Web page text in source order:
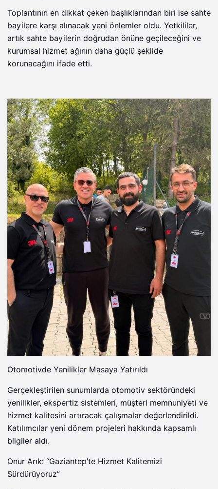
Toplantının en dikkat çeken başlıklarından biri ise sahte
bayilere karşı alınacak yeni önlemler oldu. Yetkililer,
artık sahte bayilerin doğrudan önüne geçileceğini ve
kurumsal hizmet ağının daha güçlü şekilde
korunacağını ifade etti.
Otomotivde Yenilikler Masaya Yatırıldı
Gerçekleştirilen sunumlarda otomotiv sektöründeki
yenilikler, ekspertiz sistemleri, müşteri memnuniyeti ve
hizmet kalitesini artıracak çalışmalar değerlendirildi.
Katılımcılar yeni dönem projeleri hakkında kapsamlı
bilgiler aldı.
Onur Arık: “Gaziantep’te Hizmet Kalitemizi
Sürdürüyoruz”